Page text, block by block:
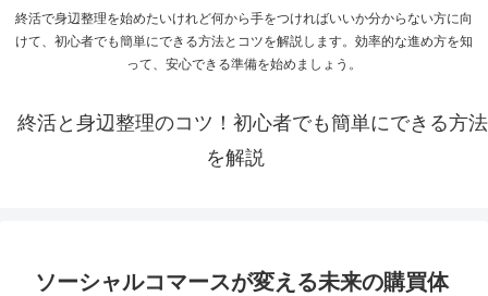
終活で身辺整理を始めたいけれど何から手をつければいいか分からない方に向
けて、初心者でも簡単にできる方法とコツを解説します。効率的な進め方を知
って、安心できる準備を始めましょう。
終活と身辺整理のコツ！初心者でも簡単にできる方法
を解説
ソーシャルコマースが変える未来の購買体